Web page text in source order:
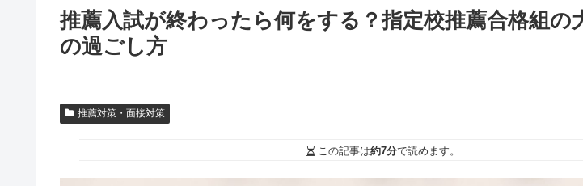
推薦入試が終わったら何をする？指定校推薦合格組の
の過ごし方
推薦対策・面接対策
この記事は約7分で読めます。